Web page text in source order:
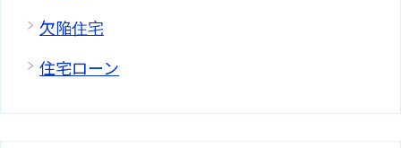
欠陥住宅
住宅ローン